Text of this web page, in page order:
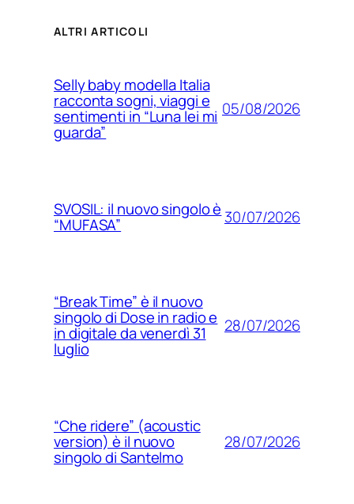
ALTRI ARTICOLI
Selly baby modella Italia
racconta sogni, viaggi e
sentimenti in “Luna lei mi
guarda”
05/08/2026
SVOSIL: il nuovo singolo è
“MUFASA” 30/07/2026
“Break Time” è il nuovo
singolo di Dose in radio e
in digitale da venerdì 31
luglio
28/07/2026
“Che ridere” (acoustic
version) è il nuovo
singolo di Santelmo
28/07/2026